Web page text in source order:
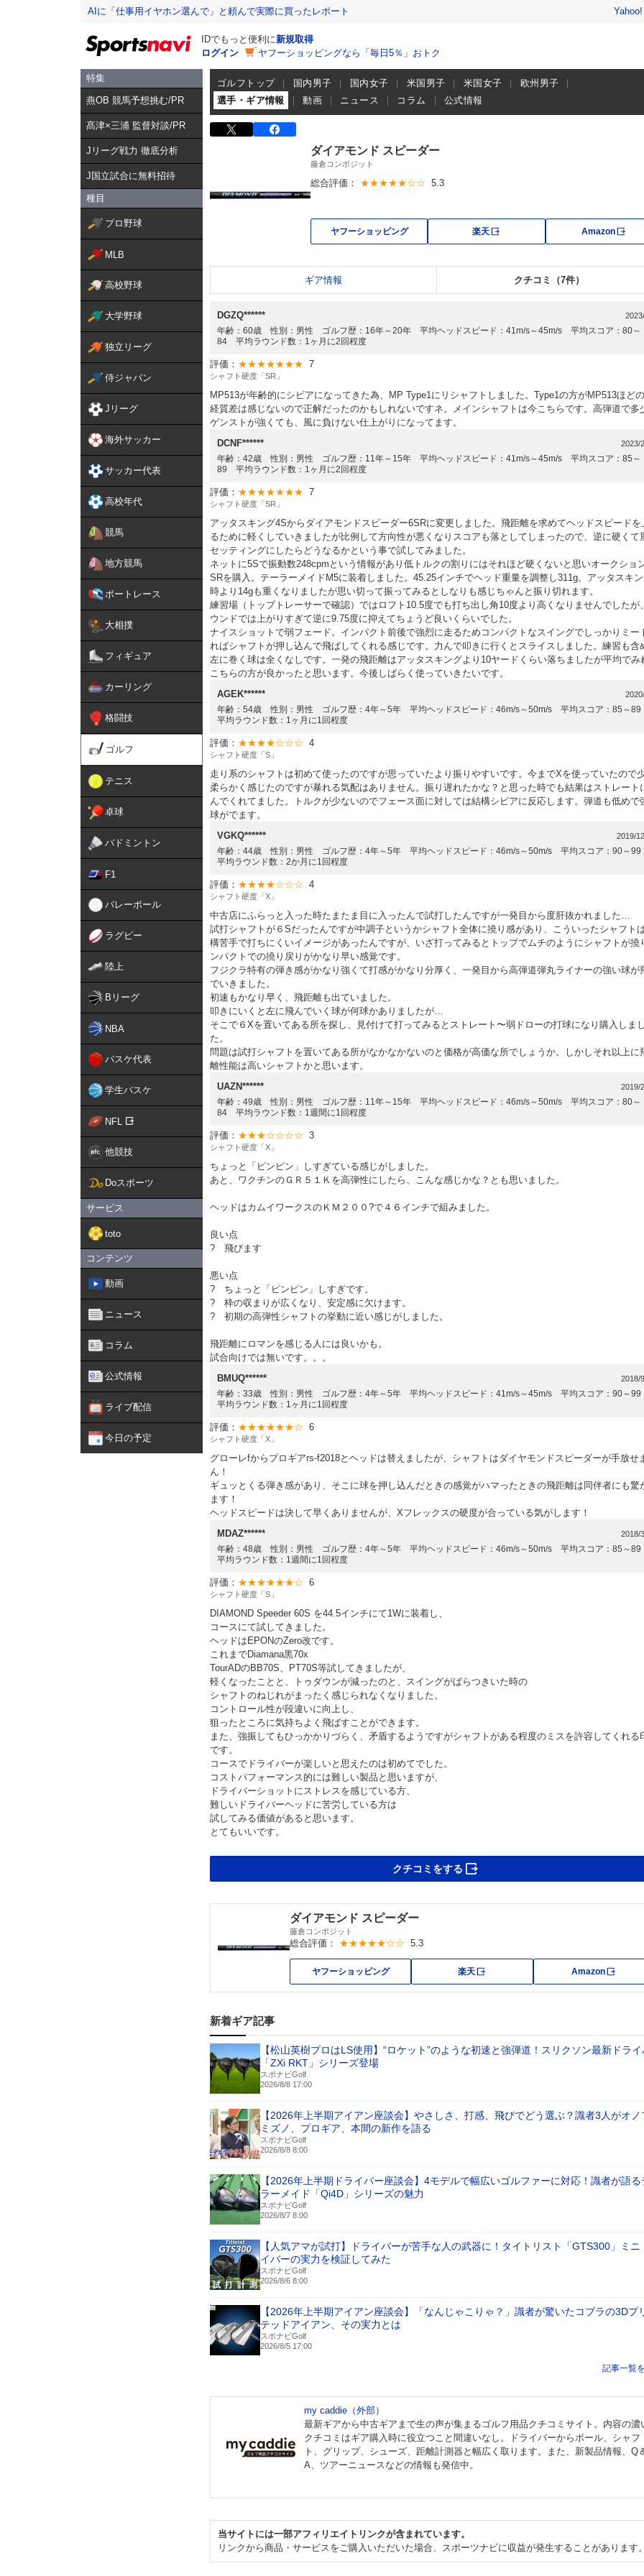
AIに「仕事用イヤホン選んで」と頼んで実際に買ったレポート
IDでもっと便利に新規取得
ログイン
ヤフーショッピングなら「毎日5％」おトク
特集
燕OB 競馬予想挑む/PR
髙津×三浦 監督対談/PR
Jリーグ戦力 徹底分析
J国立試合に無料招待
種目
プロ野球
MLB
高校野球
大学野球
独立リーグ
侍ジャパン
Jリーグ
海外サッカー
サッカー代表
高校年代
競馬
地方競馬
ボートレース
大相撲
フィギュア
カーリング
格闘技
ゴルフ
テニス
卓球
バドミントン
F1
バレーボール
ラグビー
陸上
Bリーグ
NBA
バスケ代表
学生バスケ
NFL
他競技
Doスポーツ
サービス
toto
コンテンツ
動画
ニュース
コラム
公式情報
ライブ配信
今日の予定
ゴルフトップ 国内男子 国内女子 米国男子 米国女子
欧州男子
選手・ギア情報
動画 ニュース コラム 公式情報
ダイアモンド スピーダー
藤倉コンポジット
総合評価： ★★★★★☆☆ 5.3
ヤフーショッピング 楽天 Amazon
ギア情報 クチコミ（7件）
DGZQ******
年齢：60歳 性別：男性 ゴルフ歴：16年～20年 平均ヘッドスピード：41m/s～45m/s 平均スコア：80～
84 平均ラウンド数：1ヶ月に2回程度
評価： ★★★★★★★ 7
シャフト硬度「SR」
MP513が年齢的にシビアになってきた為、MP Type1にリシャフトしました。Type1の方がMP513ほど
経質差は感じないので正解だったのかもしれないですネ。メインシャフトは今こちらです。高弾道で多
ゲンストが強くても、風に負けない仕上がりになってます。
DCNF******
2023/
年齢：42歳 性別：男性 ゴルフ歴：11年～15年 平均ヘッドスピード：41m/s～45m/s 平均スコア：85～
89 平均ラウンド数：1ヶ月に2回程度
評価： ★★★★★★★ 7
シャフト硬度「SR」
アッタスキング4Sからダイアモンドスピーダー6SRに変更しました。飛距離を求めてヘッドスピードを
るために軽くしていきましたが比例して方向性が悪くなりスコアも落としてしまったので、逆に硬くて
セッティングにしたらどうなるかという事で試してみました。
ネットに5Sで振動数248cpmという情報があり低トルクの割りにはそれほど硬くないと思いオークショ
SRを購入。テーラーメイドM5に装着しました。45.25インチでヘッド重量を調整し311g。アッタスキ
時より14gも重くなりましたが思い切って振ってみるとしなりも感じちゃんと振り切れます。
練習場（トップトレーサーで確認）ではロフト10.5度でも打ち出し角10度より高くなりませんでしたが
ウンドでは上がりすぎて逆に9.75度に抑えてちょうど良いくらいでした。
ナイスショットで弱フェード。インパクト前後で強烈に走るためコンパクトなスイングでしっかりミー
ればシャフトが押し込んで飛ばしてくれる感じです。力んで叩きに行くとスライスしました。練習も含
左に巻く球は全くなしです。一発の飛距離はアッタスキングより10ヤードくらい落ちましたが平均でみ
こちらの方が良かったと思います。今後しばらく使っていきたいです。
AGEK******
年齢：54歳 性別：男性 ゴルフ歴：4年～5年 平均ヘッドスピード：46m/s～50m/s 平均スコア：85～
平均ラウンド数：1ヶ月に1回程度
評価： ★★★★☆☆☆ 4
シャフト硬度「S」
走り系のシャフトは初めて使ったのですが思っていたより振りやすいです。今までXを使っていたので
柔らかく感じたのですが暴れる気配はありません。振り遅れたかな？と思った時でも結果はストレート
んでくれてました。トルクが少ないのでフェース面に対しては結構シビアに反応します。弾道も低めで
球がでます。
VGKQ******
2019/
年齢：44歳 性別：男性 ゴルフ歴：4年～5年 平均ヘッドスピード：46m/s～50m/s 平均スコア：90～
平均ラウンド数：2か月に1回程度
評価： ★★★★☆☆☆ 4
シャフト硬度「X」
中古店にふらっと入った時たまたま目に入ったんで試打したんですが一発目から度肝抜かれました…
試打シャフトが６Sだったんですが中調子というかシャフト全体に撓り感があり、こういったシャフト
構苦手で打ちにくいイメージがあったんですが、いざ打ってみるとトップでムチのようにシャフトが撓
ンパクトでの撓り戻りがかなり早い感覚です。
フジクラ特有の弾き感がかなり強くて打感がかなり分厚く、一発目から高弾道弾丸ライナーの強い球が
でいきました。
初速もかなり早く、飛距離も出ていました。
叩きにいくと左に飛んでいく球が何球かありましたが…
そこで６Xを置いてある所を探し、見付けて打ってみるとストレート〜弱ドローの打球になり購入しま
た。
問題は試打シャフトを置いてある所がなかなかないのと価格が高価な所でしょうか。しかしそれ以上に
離性能は高いシャフトかと思います。
UAZN******
2019/
年齢：49歳 性別：男性 ゴルフ歴：11年～15年 平均ヘッドスピード：46m/s～50m/s 平均スコア：80～
84 平均ラウンド数：1週間に1回程度
評価： ★★★☆☆☆☆ 3
シャフト硬度「X」
ちょっと「ピンピン」しすぎている感じがしました。
あと、ワクチンのＧＲ５１Ｋを高弾性にしたら、こんな感じかな？とも思いました。
ヘッドはカムイワークスのＫＭ２００?で４６インチで組みました。
良い点
? 飛びます
悪い点
? ちょっと「ピンピン」しすぎです。
? 枠の収まりが広くなり、安定感に欠けます。
? 初期の高弾性シャフトの挙動に近い感じがしました。
飛距離にロマンを感じる人には良いかも。
試合向けでは無いです。。。
BMUQ******
2018/
年齢：33歳 性別：男性 ゴルフ歴：4年～5年 平均ヘッドスピード：41m/s～45m/s 平均スコア：90～
平均ラウンド数：1ヶ月に1回程度
評価： ★★★★★★☆ 6
シャフト硬度「X」
グローレfからプロギアrs-f2018とヘッドは替えましたが、シャフトはダイヤモンドスピーダーが手放せ
ん！
ギュッとくる弾き感があり、そこに球を押し込んだときの感覚がハマったときの飛距離は同伴者にも驚
ます！
ヘッドスピードは決して早くありませんが、Xフレックスの硬度が合っている気がします！
MDAZ******
2018/
年齢：48歳 性別：男性 ゴルフ歴：4年～5年 平均ヘッドスピード：46m/s～50m/s 平均スコア：85～
平均ラウンド数：1週間に1回程度
評価： ★★★★★★☆ 6
シャフト硬度「S」
DIAMOND Speeder 60S を44.5インチにて1Wに装着し、
コースにて試してきました。
ヘッドはEPONのZero改です。
これまでDiamana黒70x
TourADのBB70S、PT70S等試してきましたが、
軽くなったことと、トゥダウンが減ったのと、スイングがばらつきいた時の
シャフトのねじれがまったく感じられなくなりました。
コントロール性が段違いに向上し、
狙ったところに気持ちよく飛ばすことができます。
また、強振してもひっかかりづらく、矛盾するようですがシャフトがある程度のミスを許容してくれる
です。
コースでドライバーが楽しいと思えたのは初めてでした。
コストパフォーマンス的には難しい製品と思いますが、
ドライバーショットにストレスを感じている方、
難しいドライバーヘッドに苦労している方は
試してみる価値があると思います。
とてもいいです。
クチコミをする
ダイアモンド スピーダー
藤倉コンポジット
総合評価： ★★★★★☆☆ 5.3
ヤフーショッピング 楽天 Amazon
新着ギア記事
【松山英樹プロはLS使用】“ロケット”のような初速と強弾道！スリクソン最新ドラ
「ZXi RKT」シリーズ登場
スポナビGolf
2026/8/8 17:00
【2026年上半期アイアン座談会】やさしさ、打感、飛びでどう選ぶ？識者3人がオノ
ミズノ、プロギア、本間の新作を語る
スポナビGolf
2026/8/8 8:00
【2026年上半期ドライバー座談会】4モデルで幅広いゴルファーに対応！識者が語る
ラーメイド「Qi4D」シリーズの魅力
スポナビGolf
2026/8/7 8:00
【人気アマが試打】ドライバーが苦手な人の武器に！タイトリスト「GTS300」ミニ
イバーの実力を検証してみた
スポナビGolf
2026/8/6 8:00
【2026年上半期アイアン座談会】「なんじゃこりゃ？」識者が驚いたコブラの3Dプ
テッドアイアン、その実力とは
スポナビGolf
2026/8/5 17:00
記事一覧
my caddie（外部）
最新ギアから中古ギアまで生の声が集まるゴルフ用品クチコミサイト。内容の濃
クチコミはギア購入時に役立つこと間違いなし。ドライバーからボール、シャフ
ト、グリップ、シューズ、距離計測器と幅広く取ります。また、新製品情報、Q
A、ツアーニュースなどの情報も発信中。
当サイトには一部アフィリエイトリンクが含まれています。
リンクから商品・サービスをご購入いただいた場合、スポーツナビに収益が発生することがあります